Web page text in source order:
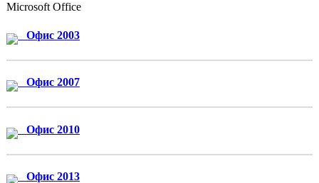
Microsoft Office
Офис 2003
Офис 2007
Офис 2010
Офис 2013